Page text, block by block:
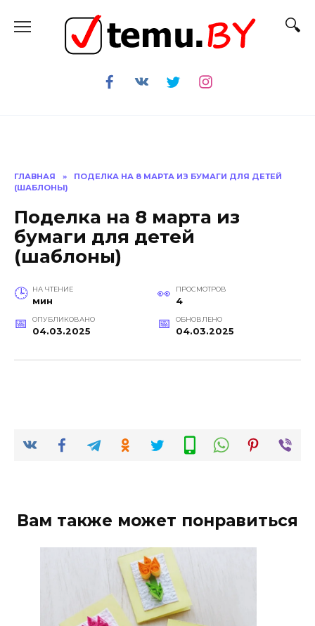
содержанию
ГЛАВНАЯ »
ПОДЕЛКА НА 8 МАРТА ИЗ БУМАГИ ДЛЯ ДЕТЕЙ
(ШАБЛОНЫ)
Поделка на 8 марта из
бумаги для детей
(шаблоны)
НА ЧТЕНИЕ
мин
ПРОСМОТРОВ
4
ОПУБЛИКОВАНО
04.03.2025
ОБНОВЛЕНО
04.03.2025
Вам также может понравиться